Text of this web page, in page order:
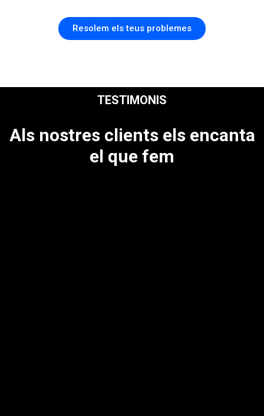
Resolem els teus problemes
TESTIMONIS
Als nostres clients els encanta
el que fem